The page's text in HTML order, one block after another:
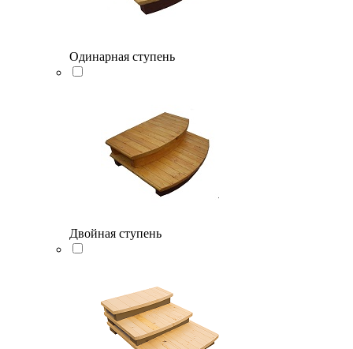
Одинарная ступень
Двойная ступень